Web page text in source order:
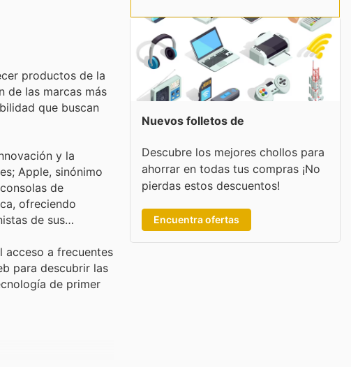
productos de la
de las marcas más
que buscan
y la
Apple, sinónimo
de
ofreciendo
de sus
acceso a frecuentes
para descubrir las
de primer
Nuevos folletos de
Descubre los mejores chollos para
ahorrar en todas tus compras ¡No
pierdas estos descuentos!
Encuentra ofertas